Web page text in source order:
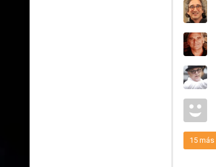
15 más